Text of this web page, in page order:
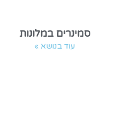
סמינרים במלונות
עוד בנושא »